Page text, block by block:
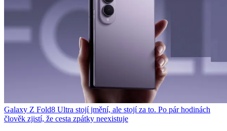
Galaxy Z Fold8 Ultra stojí jmění, ale stojí za to. Po pár hodinách
člověk zjistí, že cesta zpátky neexistuje